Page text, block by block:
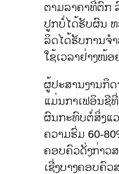
ຕາມລາຄາທີ່ຕົກ
ປູກບໍ່ໄດ້ຮັບຜົນ ຫ
ລິດໄດ້ຮັບການຈໍ
ໃຊ້ເວລາຢ່າງໜ້ອ
ຜູ້ປະສານງານກິ
ແມ່ນກາເຟອິນຊີ
ຜົນກະທົບຕໍ່ສິ່ງແ
ຄວາມຮົ່ມ 60-
ຄອບຄົວດັ່ງກ່າວ
ເຊີ່ງບາງຄອບຄົ